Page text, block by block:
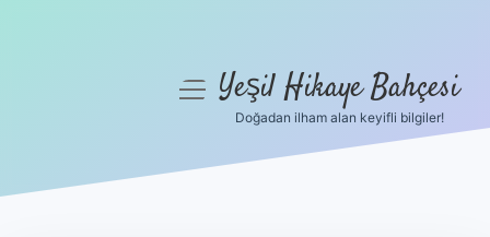
menüyüYeşil Hikaye Bahçesi
Doğadan ilham alan keyifli bilgiler!